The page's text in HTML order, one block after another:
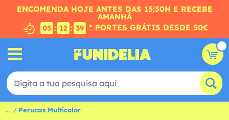
ENCOMENDA HOJE ANTES DAS 15:30H E RECEBE
AMANHÃ
03 : 12 : 38 * PORTES GRÁTIS DESDE 50€
... Perucas Multicolor